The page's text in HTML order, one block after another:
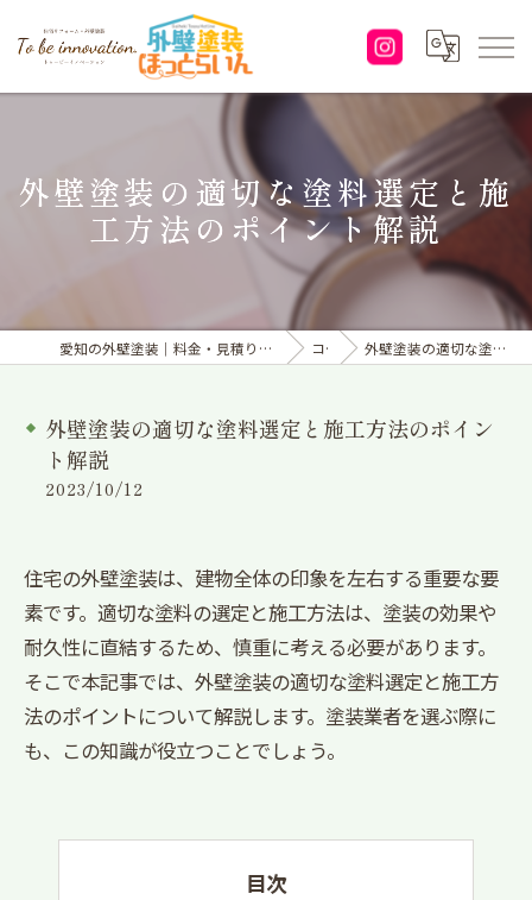
外壁塗装の適切な塗料選定と施
工方法のポイント解説
愛知の外壁塗装｜料金・見積り｜塗り替えなら「株式会社To be innovation.」へ コラム 外壁塗装の適切な塗料選定と施工方法のポイント解説
外壁塗装の適切な塗料選定と施工方法のポイン
ト解説
2023/10/12
住宅の外壁塗装は、建物全体の印象を左右する重要な要
素です。適切な塗料の選定と施工方法は、塗装の効果や
耐久性に直結するため、慎重に考える必要があります。
そこで本記事では、外壁塗装の適切な塗料選定と施工方
法のポイントについて解説します。塗装業者を選ぶ際に
も、この知識が役立つことでしょう。
目次